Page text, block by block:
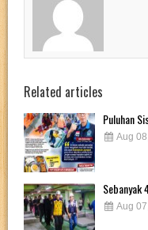
Related articles
Puluhan
Aug
Sebanyak
Aug